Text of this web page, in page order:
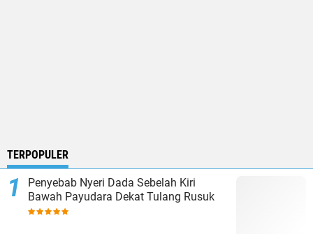
TERPOPULER
Penyebab Nyeri Dada Sebelah Kiri
Bawah Payudara Dekat Tulang Rusuk